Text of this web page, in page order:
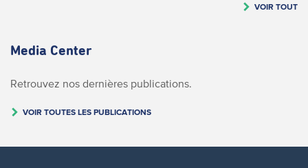
VOIR TOUT
Media Center
Retrouvez nos dernières publications.
VOIR TOUTES LES PUBLICATIONS